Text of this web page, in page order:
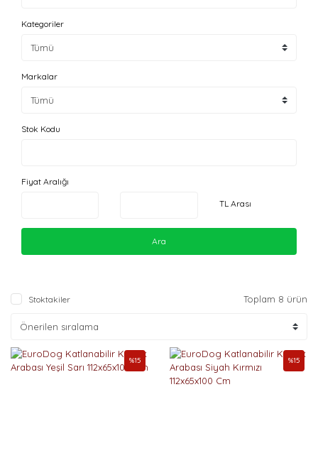
Kategoriler
Markalar
Stok Kodu
Fiyat Aralığı
TL Arası
Ara
Stoktakiler Toplam 8 ürün
%15 %15